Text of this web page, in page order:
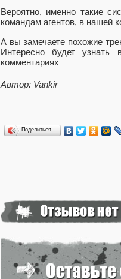
Вероятно, именно такие
командам агентов, в нашей
А вы замечаете похожие
Интересно будет
комментариях
Автор: Vankir
Поделиться…